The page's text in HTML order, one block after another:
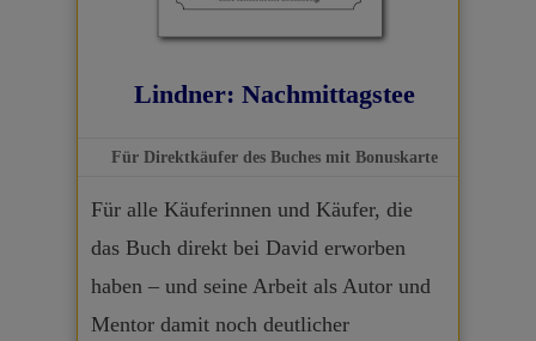
Lindner: Nachmittagstee
Für Direktkäufer des Buches mit Bonuskarte
Für alle Käuferinnen und Käufer, die
das Buch direkt bei David erworben
haben – und seine Arbeit als Autor und
Mentor damit noch deutlicher